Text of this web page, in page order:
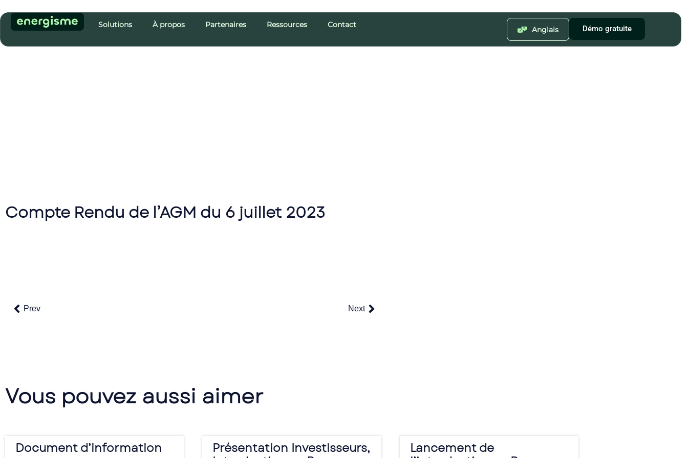
Solutions À propos Partenaires Ressources Contact
Anglais Démo gratuite
Compte Rendu de l’AGM du 6 juillet 2023
Prev Next
Vous pouvez aussi aimer
Document d’information
Présentation Investisseurs,
Lancement de